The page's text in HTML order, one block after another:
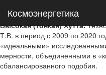
Космоэнергетика
Высокая (тонкая) Хутта
Высокая (тонкая) Хутта.
Т.В. в период с 2009 по 2020
«идеальными»
мерности, объединенными в
сбалансированного подобия.